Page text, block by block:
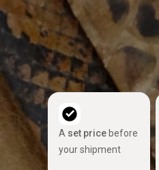
A set price before
your shipment